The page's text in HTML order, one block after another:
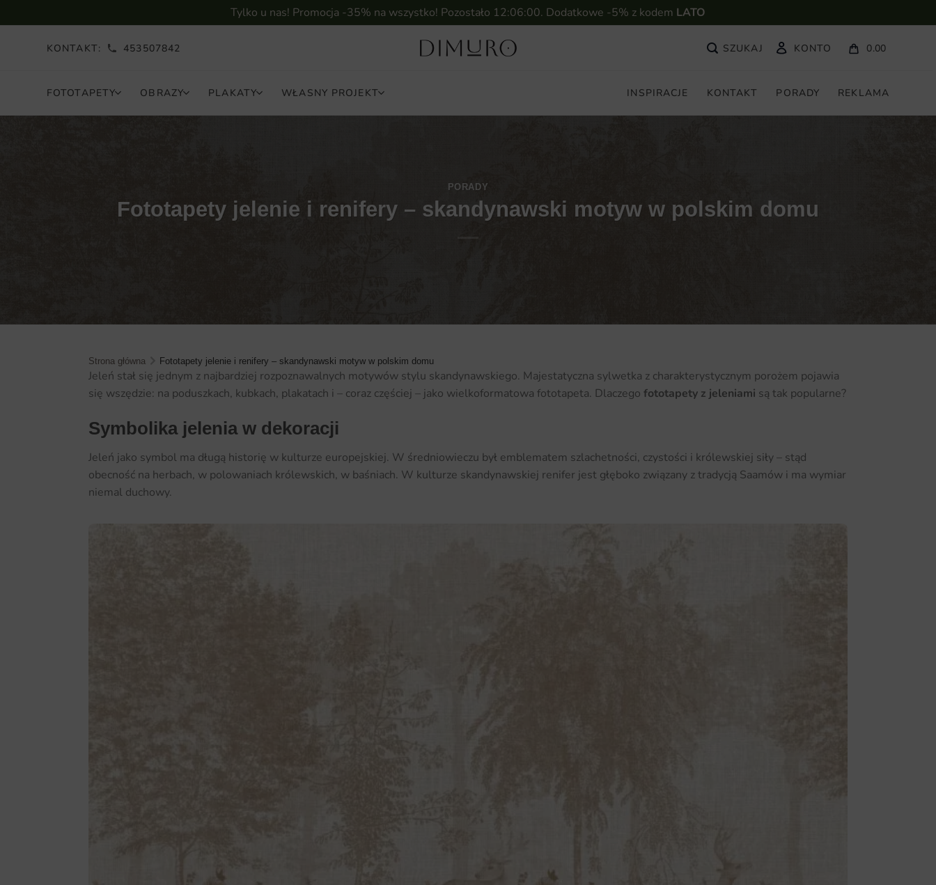
Tylko u nas! Promocja -35% na wszystko! Pozostało 12:05:58. Dodatkowe -5% z kodem LATO
KONTAKT: 453507842 KONTO 0.00
FOTOTAPETY OBRAZY PLAKATY WŁASNY PROJEKT INSPIRACJE KONTAKT PORADY REKLAMA
PORADY
Fototapety jelenie i renifery – skandynawski motyw w polskim domu
Strona główna Fototapety jelenie i renifery – skandynawski motyw w polskim domu
Jeleń stał się jednym z najbardziej rozpoznawalnych motywów stylu skandynawskiego. Majestatyczna sylwetka z charakterystycznym porożem pojawia
się wszędzie: na poduszkach, kubkach, plakatach i – coraz częściej – jako wielkoformatowa fototapeta. Dlaczego fototapety z jeleniami są tak popularne?
Symbolika jelenia w dekoracji
Jeleń jako symbol ma długą historię w kulturze europejskiej. W średniowieczu był emblematem szlachetności, czystości i królewskiej siły – stąd
obecność na herbach, w polowaniach królewskich, w baśniach. W kulturze skandynawskiej renifer jest głęboko związany z tradycją Saamów i ma wymiar
niemal duchowy.